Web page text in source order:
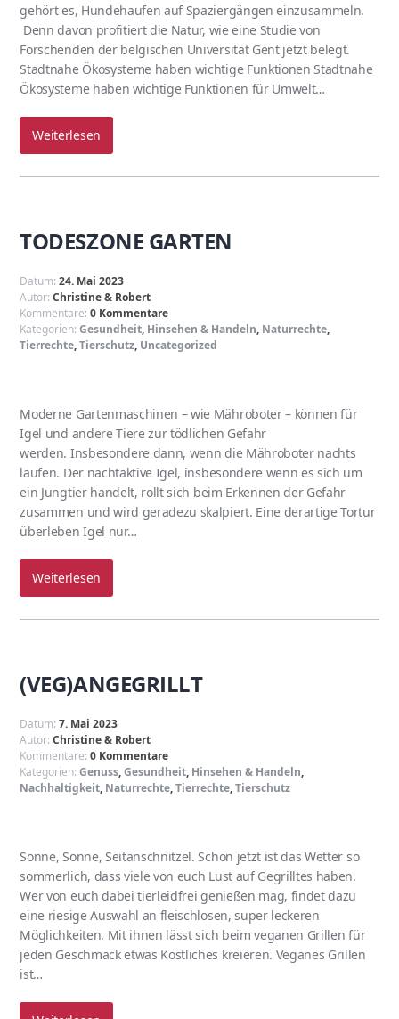
gehört es, Hundehaufen auf Spaziergängen einzusammeln.
Denn davon profitiert die Natur, wie eine Studie von
Forschenden der belgischen Universität Gent jetzt belegt.
Stadtnahe Ökosysteme haben wichtige Funktionen Stadtnahe
Ökosysteme haben wichtige Funktionen für Umwelt…
Weiterlesen
TODESZONE GARTEN
Datum:24. Mai 2023
Autor:Christine & Robert
Kommentare:0 Kommentare
Kategorien:Gesundheit, Hinsehen & Handeln, Naturrechte,
Tierrechte,Tierschutz, Uncategorized
Moderne Gartenmaschinen – wie Mähroboter – können für
Igel und andere Tiere zur tödlichen Gefahr
werden. Insbesondere dann, wenn die Mähroboter nachts
laufen. Der nachtaktive Igel, insbesondere wenn es sich um
ein Jungtier handelt, rollt sich beim Erkennen der Gefahr
zusammen und wird geradezu skalpiert. Eine derartige Tortur
überleben Igel nur…
Weiterlesen
(VEG)ANGEGRILLT
Datum:7. Mai 2023
Autor:Christine & Robert
Kommentare:0 Kommentare
Kategorien:Genuss,Gesundheit, Hinsehen & Handeln,
Nachhaltigkeit, Naturrechte,Tierrechte,Tierschutz
Sonne, Sonne, Seitanschnitzel. Schon jetzt ist das Wetter so
sommerlich, dass viele von euch Lust auf Gegrilltes haben.
Wer von euch dabei tierleidfrei genießen mag, findet dazu
eine riesige Auswahl an fleischlosen, super leckeren
Möglichkeiten. Mit ihnen lässt sich beim veganen Grillen für
jeden Geschmack etwas Köstliches kreieren. Veganes Grillen
ist…